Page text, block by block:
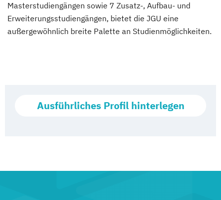
Masterstudiengängen sowie 7 Zusatz-, Aufbau- und
Erweiterungsstudiengängen, bietet die JGU eine
außergewöhnlich breite Palette an Studienmöglichkeiten.
Ausführliches Profil hinterlegen